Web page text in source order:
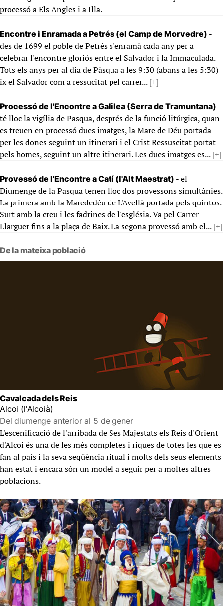
processó a Els Angles i a Illa.
Encontre i Enramada a Petrés (el Camp de Morvedre) -
des de 1699 el poble de Petrés s'enramà cada any per a
celebrar l'encontre gloriós entre el Salvador i la Immaculada.
Tots els anys per al dia de Pàsqua a les 9:30 (abans a les 5:30)
ix el Salvador com a ressucitat pel carrer...[+]
Processó de l'Encontre a Galilea (Serra de Tramuntana) -
té lloc la vigília de Pasqua, després de la funció litúrgica, quan
es treuen en processó dues imatges, la Mare de Déu portada
per les dones seguint un itinerari i el Crist Ressuscitat portat
pels homes, seguint un altre itinerari. Les dues imatges es...[+]
Provessó de l'Encontre a Catí (l'Alt Maestrat) - el
Diumenge de la Pasqua tenen lloc dos provessons simultànies.
La primera amb la Marededéu de L'Avellà portada pels quintos.
Surt amb la creu i les fadrines de l'església. Va pel Carrer
Llarguer fins a la plaça de Baix. La segona provessó amb el...[+]
De la mateixa població
Cavalcada dels Reis
Alcoi (l'Alcoià)
Del diumenge anterior al 5 de gener
L'escenificació de l'arribada de Ses Majestats els Reis d'Orient
d'Alcoi és una de les més completes i riques de totes les que es
fan al país i la seva seqüència ritual i molts dels seus elements
han estat i encara són un model a seguir per a moltes altres
poblacions.